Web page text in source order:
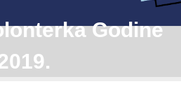
Godine